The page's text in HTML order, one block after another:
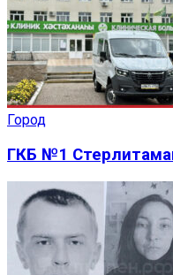
Город
ГКБ №1